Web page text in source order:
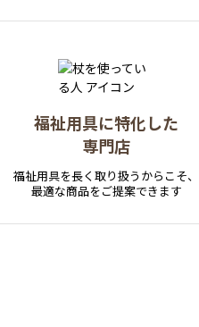
福祉用具に特化した
専門店
福祉用具を長く取り扱うからこそ、
最適な商品をご提案できます